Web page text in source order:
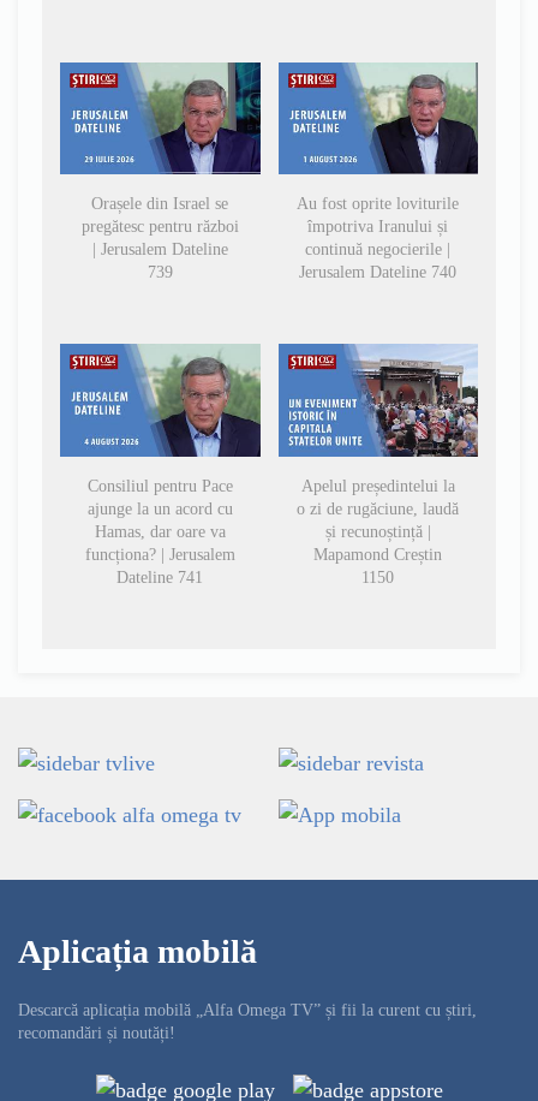
Orașele din Israel se
pregătesc pentru război
| Jerusalem Dateline
739
Au fost oprite loviturile
împotriva Iranului și
continuă negocierile |
Jerusalem Dateline 740
Consiliul pentru Pace
ajunge la un acord cu
Hamas, dar oare va
funcționa? | Jerusalem
Dateline 741
Apelul președintelui la
o zi de rugăciune, laudă
și recunoștință |
Mapamond Creștin
1150
Aplicația mobilă
Descarcă aplicația mobilă „Alfa Omega TV” și fii la curent cu știri,
recomandări și noutăți!